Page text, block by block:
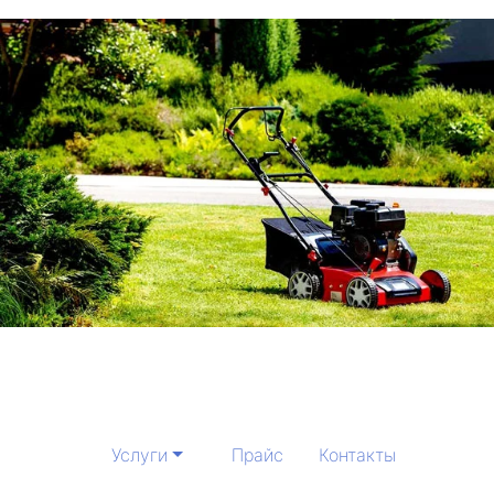
Услуги Прайс Контакты